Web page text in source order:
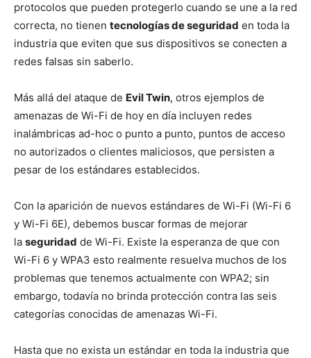
protocolos que pueden protegerlo cuando se une a la red
correcta, no tienen tecnologías de seguridad en toda la
industria que eviten que sus dispositivos se conecten a
redes falsas sin saberlo.
Más allá del ataque de Evil Twin, otros ejemplos de
amenazas de Wi-Fi de hoy en día incluyen redes
inalámbricas ad-hoc o punto a punto, puntos de acceso
no autorizados o clientes maliciosos, que persisten a
pesar de los estándares establecidos.
Con la aparición de nuevos estándares de Wi-Fi (Wi-Fi 6
y Wi-Fi 6E), debemos buscar formas de mejorar
la seguridad de Wi-Fi. Existe la esperanza de que con
Wi-Fi 6 y WPA3 esto realmente resuelva muchos de los
problemas que tenemos actualmente con WPA2; sin
embargo, todavía no brinda protección contra las seis
categorías conocidas de amenazas Wi-Fi.
Hasta que no exista un estándar en toda la industria que